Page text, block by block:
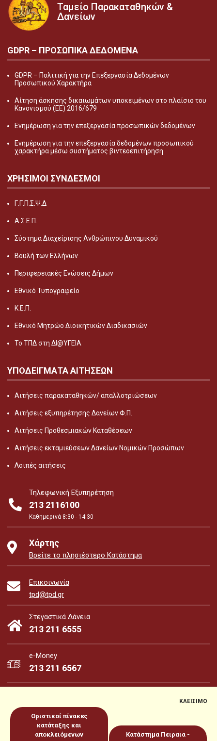
Ταμείο Παρακαταθηκών &
Δανείων
GDPR – ΠΡΟΣΩΠΙΚA ΔΕΔΟΜEΝΑ
GDPR – Πολιτική για την Επεξεργασία Δεδομένων
Προσωπικού Χαρακτήρα
Αίτηση άσκησης δικαιωμάτων υποκειμένων στο πλαίσιο του
Κανονισμού (ΕΕ) 2016/679
Ενημέρωση για την επεξεργασία προσωπικών δεδομένων
Ενημέρωση για την επεξεργασία δεδομένων προσωπικού
χαρακτήρα μέσω συστήματος βιντεοεπιτήρηση
ΧΡΗΣΙΜΟΙ ΣΥΝΔΕΣΜΟΙ
Γ.Γ.Π.Σ.Ψ.Δ
Α.Σ.Ε.Π.
Σύστημα Διαχείρισης Ανθρώπινου Δυναμικού
Βουλή των Ελλήνων
Περιφερειακές Ενώσεις Δήμων
Εθνικό Τυπογραφείο
Κ.Ε.Π.
Εθνικό Μητρώο Διοικητικών Διαδικασιών
Το ΤΠΔ στη ΔΙ@ΥΓΕΙΑ
ΥΠΟΔΕΙΓΜΑΤΑ ΑΙΤΗΣΕΩΝ
Αιτήσεις παρακαταθηκών/ απαλλοτριώσεων
Αιτήσεις εξυπηρέτησης Δανείων Φ.Π.
Αιτήσεις Προθεσμιακών Καταθέσεων
Αιτήσεις εκταμιεύσεων Δανείων Νομικών Προσώπων
Λοιπές αιτήσεις
Τηλεφωνική Εξυπηρέτηση
213 2116100
Καθημερινά 8:30 - 14:30
Χάρτης
Βρείτε το πλησιέστερο Κατάστημα
Επικοινωνία
tpd@tpd.gr
Στεγαστικά Δάνεια
213 211 6555
e-Money
213 211 6567
e-Money
ΚΛΕΙΣΙΜΟ
Οριστικοί πίνακες
κατάταξης και
αποκλειόμενων
Κατάστημα Πειραια -